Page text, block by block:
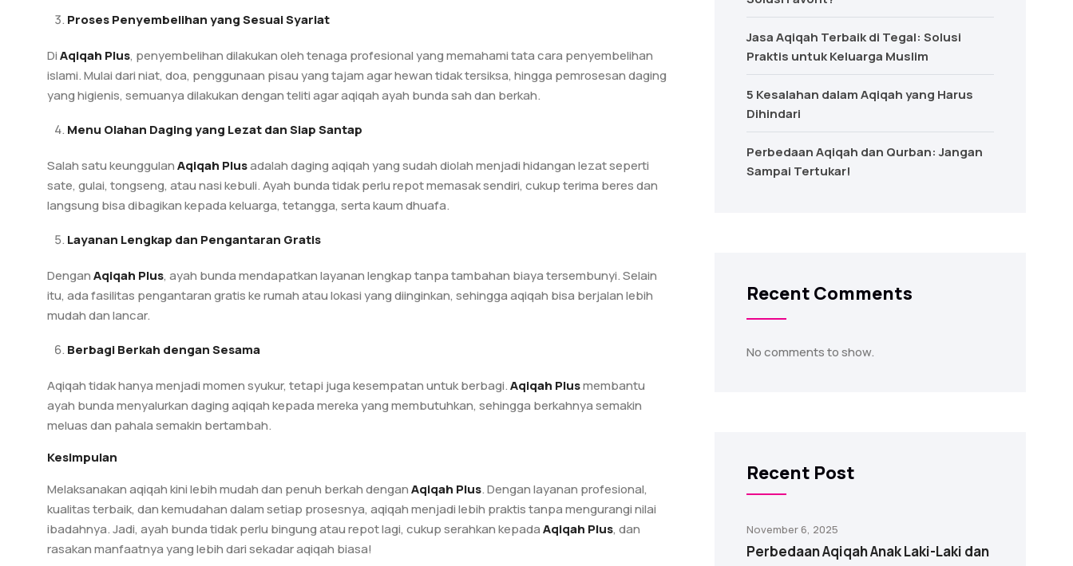
Proses Penyembelihan yang Sesuai Syariat
DiAqiqah Plus, penyembelihan dilakukan oleh tenaga profesional yang memahami tata cara penyembelihan
islami. Mulai dari niat, doa, penggunaan pisau yang tajam agar hewan tidak tersiksa, hingga pemrosesan daging
yang higienis, semuanya dilakukan dengan teliti agar aqiqah ayah bunda sah dan berkah.
Menu Olahan Daging yang Lezat dan Siap Santap
Salah satu keunggulanAqiqah Plusadalah daging aqiqah yang sudah diolah menjadi hidangan lezat seperti
sate, gulai, tongseng, atau nasi kebuli. Ayah bunda tidak perlu repot memasak sendiri, cukup terima beres dan
langsung bisa dibagikan kepada keluarga, tetangga, serta kaum dhuafa.
Layanan Lengkap dan Pengantaran Gratis
DenganAqiqah Plus, ayah bunda mendapatkan layanan lengkap tanpa tambahan biaya tersembunyi. Selain
itu, ada fasilitas pengantaran gratis ke rumah atau lokasi yang diinginkan, sehingga aqiqah bisa berjalan lebih
mudah dan lancar.
Berbagi Berkah dengan Sesama
Aqiqah tidak hanya menjadi momen syukur, tetapi juga kesempatan untuk berbagi.Aqiqah Plusmembantu
ayah bunda menyalurkan daging aqiqah kepada mereka yang membutuhkan, sehingga berkahnya semakin
meluas dan pahala semakin bertambah.
Kesimpulan
Melaksanakan aqiqah kini lebih mudah dan penuh berkah denganAqiqah Plus. Dengan layanan profesional,
kualitas terbaik, dan kemudahan dalam setiap prosesnya, aqiqah menjadi lebih praktis tanpa mengurangi nilai
ibadahnya. Jadi, ayah bunda tidak perlu bingung atau repot lagi, cukup serahkan kepadaAqiqah Plus, dan
rasakan manfaatnya yang lebih dari sekadar aqiqah biasa!
Jasa Aqiqah Terbaik di Tegal: Solusi
Praktis untuk Keluarga Muslim
5 Kesalahan dalam Aqiqah yang Harus
Dihindari
Perbedaan Aqiqah dan Qurban: Jangan
Sampai Tertukar!
Recent Comments
No comments to show.
Recent Post
November 6, 2025
Perbedaan Aqiqah Anak Laki-Laki dan